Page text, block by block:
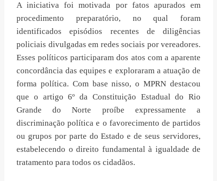
A iniciativa foi motivada por fatos apurados em
procedimento preparatório, no qual foram
identificados episódios recentes de diligências
policiais divulgadas em redes sociais por vereadores.
Esses políticos participaram dos atos com a aparente
concordância das equipes e exploraram a atuação de
forma política. Com base nisso, o MPRN destacou
que o artigo 6º da Constituição Estadual do Rio
Grande do Norte proíbe expressamente a
discriminação política e o favorecimento de partidos
ou grupos por parte do Estado e de seus servidores,
estabelecendo o direito fundamental à igualdade de
tratamento para todos os cidadãos.